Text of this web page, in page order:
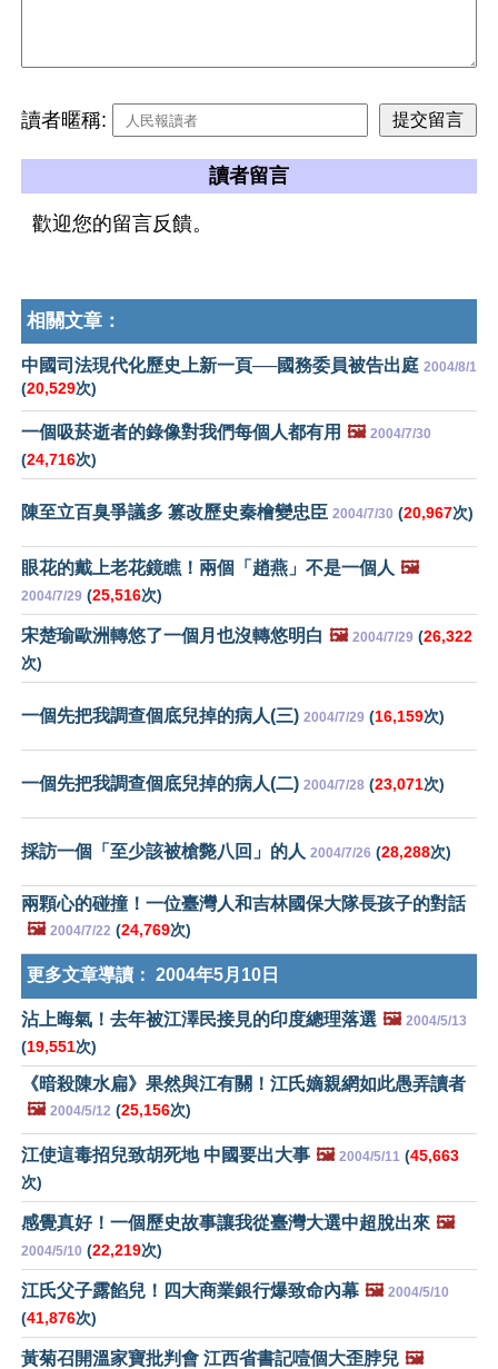
讀者暱稱:
讀者留言
歡迎您的留言反饋。
相關文章：
中國司法現代化歷史上新一頁──國務委員被告出庭 2004/8/1
(20,529次)
一個吸菸逝者的錄像對我們每個人都有用 🖼️ 2004/7/30
(24,716次)
陳至立百臭爭議多 篡改歷史秦檜變忠臣 2004/7/30 (20,967次)
眼花的戴上老花鏡瞧！兩個「趙燕」不是一個人 🖼️
2004/7/29 (25,516次)
宋楚瑜歐洲轉悠了一個月也沒轉悠明白 🖼️ 2004/7/29 (26,322
次)
一個先把我調查個底兒掉的病人(三) 2004/7/29 (16,159次)
一個先把我調查個底兒掉的病人(二) 2004/7/28 (23,071次)
採訪一個「至少該被槍斃八回」的人 2004/7/26 (28,288次)
兩顆心的碰撞！一位臺灣人和吉林國保大隊長孩子的對話
🖼️ 2004/7/22 (24,769次)
更多文章導讀： 2004年5月10日
沾上晦氣！去年被江澤民接見的印度總理落選 🖼️ 2004/5/13
(19,551次)
《暗殺陳水扁》果然與江有關！江氏嫡親網如此愚弄讀者
🖼️ 2004/5/12 (25,156次)
江使這毒招兒致胡死地 中國要出大事 🖼️ 2004/5/11 (45,663
次)
感覺真好！一個歷史故事讓我從臺灣大選中超脫出來 🖼️
2004/5/10 (22,219次)
江氏父子露餡兒！四大商業銀行爆致命內幕 🖼️ 2004/5/10
(41,876次)
黃菊召開溫家寶批判會 江西省書記噎個大歪脖兒 🖼️